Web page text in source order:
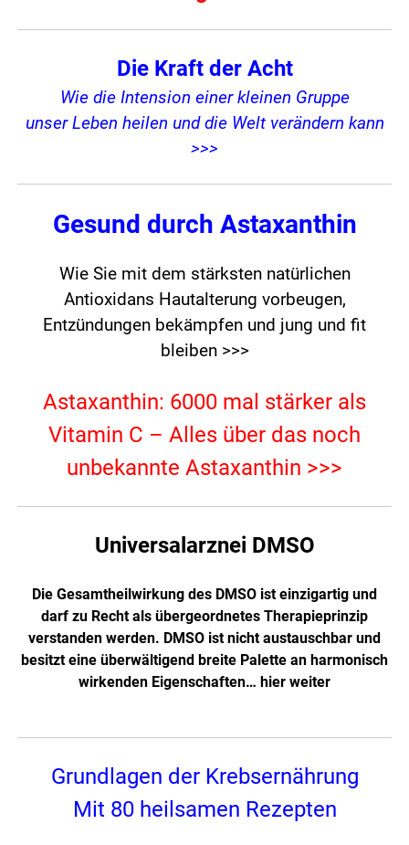
Die Kraft der Acht
Wie die Intension einer kleinen Gruppe
unser Leben heilen und die Welt verändern kann
>>>
Gesund durch Astaxanthin
Wie Sie mit dem stärksten natürlichen
Antioxidans Hautalterung vorbeugen,
Entzündungen bekämpfen und jung und fit
bleiben >>>
Astaxanthin: 6000 mal stärker als
Vitamin C – Alles über das noch
unbekannte Astaxanthin >>>
Universalarznei DMSO
Die Gesamtheilwirkung des DMSO ist einzigartig und
darf zu Recht als übergeordnetes Therapieprinzip
verstanden werden. DMSO ist nicht austauschbar und
besitzt eine überwältigend breite Palette an harmonisch
wirkenden Eigenschaften… hier weiter
Grundlagen der Krebsernährung
Mit 80 heilsamen Rezepten